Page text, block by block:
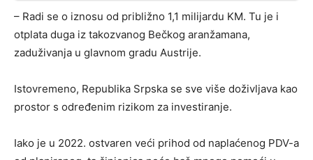
– Radi se o iznosu od približno 1,1 milijardu KM. Tu je i
otplata duga iz takozvanog Bečkog aranžamana,
zaduživanja u glavnom gradu Austrije.
Istovremeno, Republika Srpska se sve više doživljava kao
prostor s određenim rizikom za investiranje.
Iako je u 2022. ostvaren veći prihod od naplaćenog PDV-a